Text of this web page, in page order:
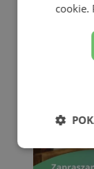
cookie.